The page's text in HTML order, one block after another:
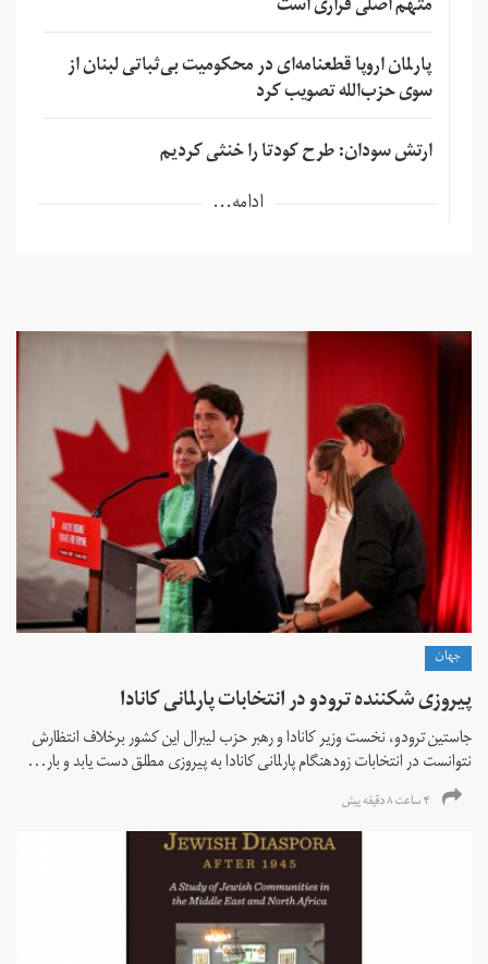
پارلمان اروپا قطعنامه‌ای در محکومیت بی‌ثباتی لبنان از
سوی حزب‌الله تصویب کرد
ارتش سودان: طرح کودتا را خنثی کردیم
ادامه...
جهان
پیروزی شکننده ترودو در انتخابات پارلمانی کانادا
جاستین ترودو، نخست وزیر کانادا و رهبر حزب لیبرال این کشور برخلاف انتظارش
نتوانست در انتخابات زود‌هنگام پارلمانی کانادا به پیروزی مطلق دست یابد و بار...
۴ ساعت ۸ دقیقه پیش